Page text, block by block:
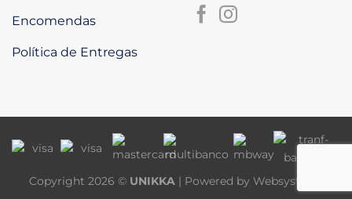
Encomendas
Política de Entregas
Copyright 2026 © UNIKKA| Powered by Websystems